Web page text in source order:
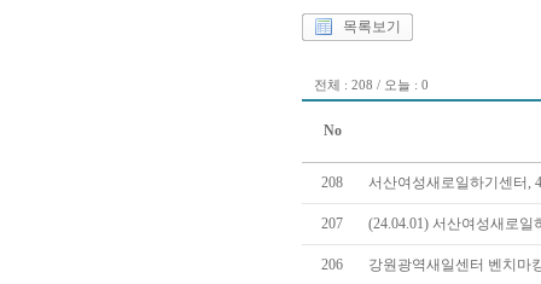
목록보기
전체 : 208 / 오늘 : 0
No
208 서산여성새로일하기센터,
207 (24.04.01) 서산여성새로
206 강원광역새일센터 벤치마